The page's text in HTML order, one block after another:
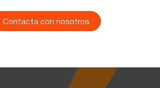
Contacta con nosotros